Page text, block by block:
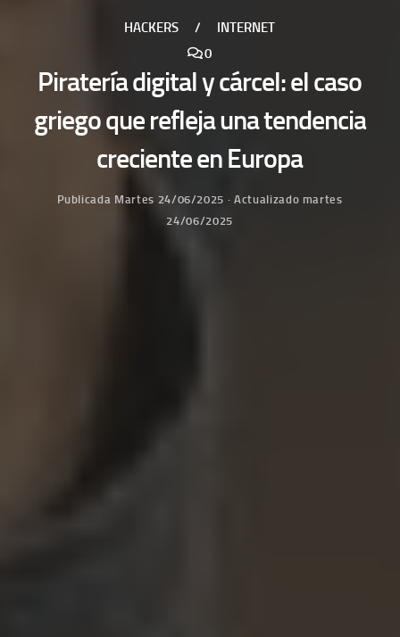
HACKERS /
INTERNET
0
Piratería digital y cárcel: el caso
griego que refleja una tendencia
creciente en Europa
Publicada Martes 24/06/2025 · Actualizado martes
24/06/2025